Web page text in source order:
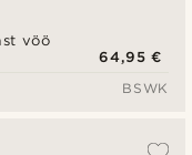
vöö
64,95 €
BSWK